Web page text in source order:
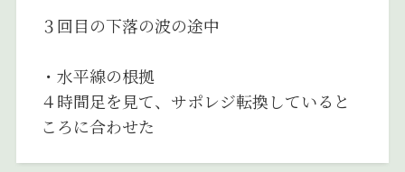
３回目の下落の波の途中
・水平線の根拠
４時間足を見て、サポレジ転換していると
ころに合わせた